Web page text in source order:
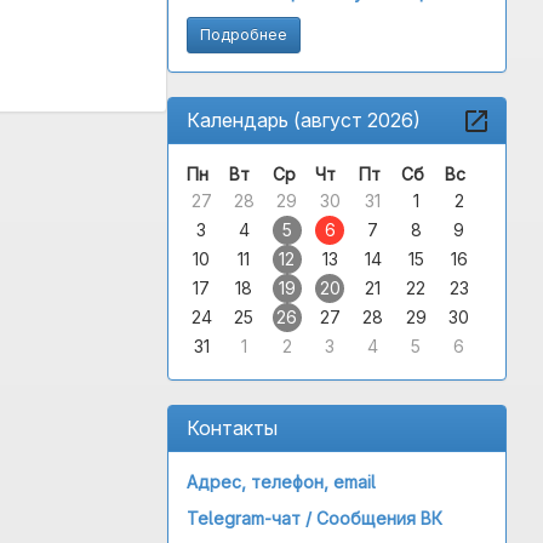
Подробнее
Календарь (август 2026)
Пн Вт Ср Чт Пт Сб
Вс
27
28 29 30 31 1
2
3
4 5 6 7 8
9
10
11 12 13 14 15
16
17
18 19 20 21 22
23
24
25 26 27 28 29
30
31
1 2 3 4 5 6
Контакты
Адрес, телефон, email
Telegram-чат /Сообщения ВК